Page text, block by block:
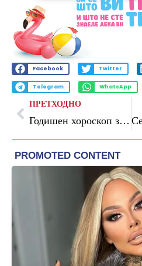
Facebook Twitter
Telegram WhatsApp
ПРЕТХОДНО
Годишен хороскоп за 2025 година – огнени знаци: што да очекуваат Овенот, Лавот и Стрелецот?